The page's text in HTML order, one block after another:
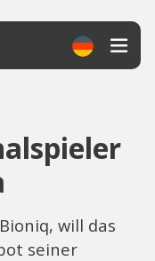
will das
seiner